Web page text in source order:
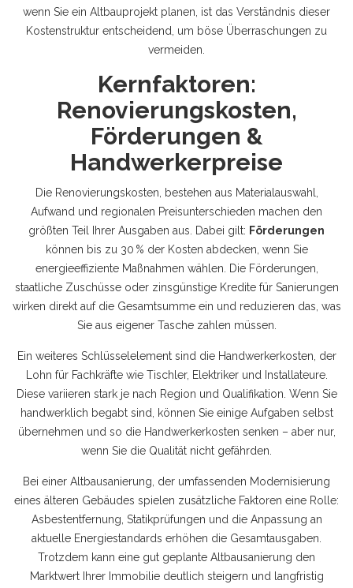
wenn Sie ein Altbauprojekt planen, ist das Verständnis dieser
Kostenstruktur entscheidend, um böse Überraschungen zu
vermeiden.
Kernfaktoren:
Renovierungskosten,
Förderungen &
Handwerkerpreise
Die Renovierungskosten
bestehen aus Materialauswahl,
Aufwand und regionalen Preisunterschieden machen den
größten Teil Ihrer Ausgaben aus. Dabei gilt: Förderungen
können bis zu 30 % der Kosten abdecken, wenn Sie
energieeffiziente Maßnahmen wählen. Die Förderungen
staatliche Zuschüsse oder zinsgünstige Kredite für Sanierungen
wirken direkt auf die Gesamtsumme ein und reduzieren das, was
Sie aus eigener Tasche zahlen müssen.
Ein weiteres Schlüsselelement sind die Handwerkerkosten der
Lohn für Fachkräfte wie Tischler, Elektriker und Installateure.
Diese variieren stark je nach Region und Qualifikation. Wenn Sie
handwerklich begabt sind, können Sie einige Aufgaben selbst
übernehmen und so die Handwerkerkosten senken – aber nur,
wenn Sie die Qualität nicht gefährden.
Bei einer Altbausanierung der umfassenden Modernisierung
eines älteren Gebäudes spielen zusätzliche Faktoren eine Rolle:
Asbestentfernung, Statikprüfungen und die Anpassung an
aktuelle Energiestandards erhöhen die Gesamtausgaben.
Trotzdem kann eine gut geplante Altbausanierung den
Marktwert Ihrer Immobilie deutlich steigern und langfristig